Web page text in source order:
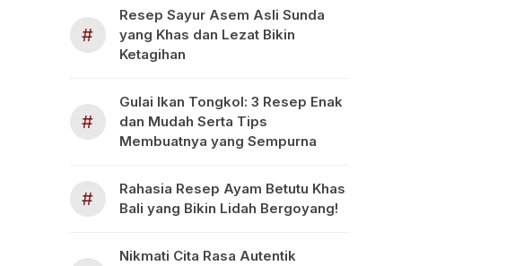
#
Resep Sayur Asem Asli Sunda
yang Khas dan Lezat Bikin
Ketagihan
#
Gulai Ikan Tongkol: 3 Resep Enak
dan Mudah Serta Tips
Membuatnya yang Sempurna
#
Rahasia Resep Ayam Betutu Khas
Bali yang Bikin Lidah Bergoyang!
Nikmati Cita Rasa Autentik